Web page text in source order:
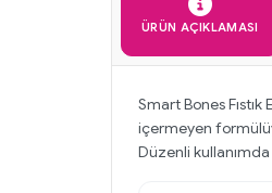
ÜRÜN AÇIKLAMASI
Smart Bones
içermeyen
Düzenli kullanımda